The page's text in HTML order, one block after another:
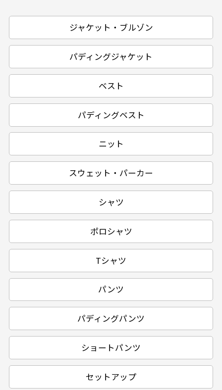
ジャケット・ブルゾン
パディングジャケット
ベスト
パディングベスト
ニット
スウェット・パーカー
シャツ
ポロシャツ
Tシャツ
パンツ
パディングパンツ
ショートパンツ
セットアップ